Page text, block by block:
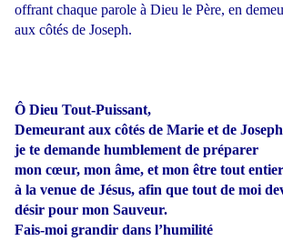
offrant chaque parole à Dieu le Père, en
aux côtés de Joseph.
Ô Dieu Tout-Puissant,
Demeurant aux côtés de Marie et de
je te demande humblement de préparer
mon cœur, mon âme, et mon être tout entier
à la venue de Jésus, afin que tout de moi
désir pour mon Sauveur.
Fais-moi grandir dans l’humilité